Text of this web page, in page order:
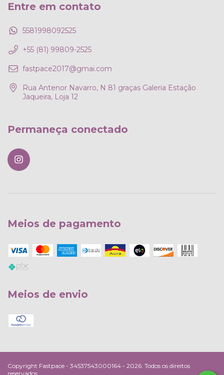
Entre em contato
5581998092525
+55 (81) 99809-2525
fastpace2017@gmai.com
Rua Antenor Navarro, N 81 graças Galeria Estação
Jaqueira, Loja 12
Permaneça conectado
Meios de pagamento
Meios de envio
Copyright Fastpace - 34537543000164 - 2026. Todos os direitos
reservados.